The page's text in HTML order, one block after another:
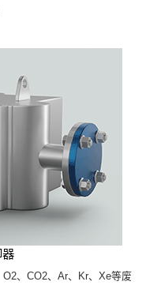
器
、CO2、Ar、Kr、Xe等废